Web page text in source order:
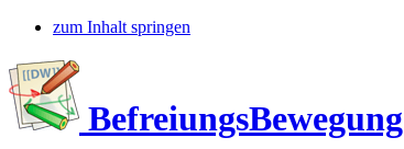
zum Inhalt springen
BefreiungsBewegung